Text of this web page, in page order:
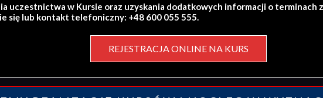
uczestnictwa w Kursie oraz uzyskania dodatkowych informacji o terminach
się lub kontakt telefoniczny: +48 600 055 555.
REJESTRACJA ONLINE NA KURS